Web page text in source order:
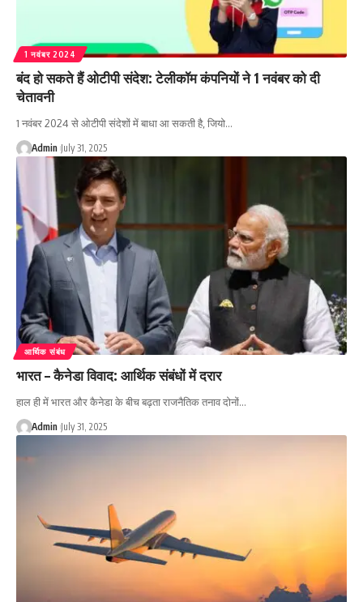
1 नवंबर 2024
बंद हो सकते हैं ओटीपी संदेश: टेलीकॉम कंपनियों ने 1 नवंबर को दी
चेतावनी
1 नवंबर 2024 से ओटीपी संदेशों में बाधा आ सकती है, जियो…
Admin July 31, 2025
आर्थिक संबंध
भारत – कैनेडा विवाद: आर्थिक संबंधों में दरार
हाल ही में भारत और कैनेडा के बीच बढ़ता राजनैतिक तनाव दोनों…
Admin July 31, 2025